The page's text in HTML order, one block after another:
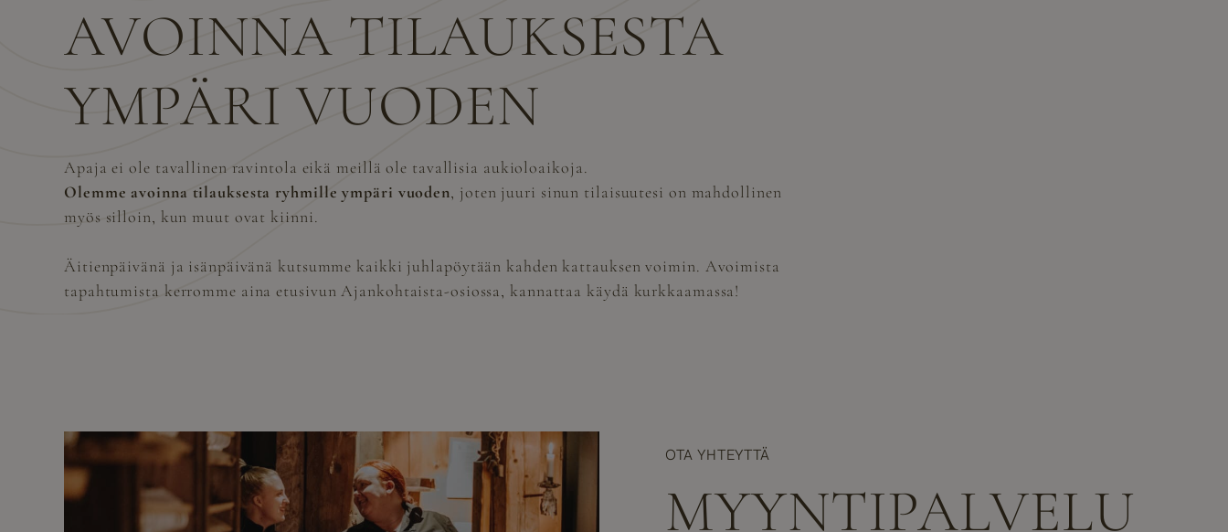
AVOINNA TILAUKSESTA
YMPÄRI VUODEN
Apaja ei ole tavallinen ravintola eikä meillä ole tavallisia aukioloaikoja.
Olemme avoinna tilauksesta ryhmille ympäri vuoden, joten juuri sinun tilaisuutesi on mahdollinen
myös silloin, kun muut ovat kiinni.
Äitienpäivänä ja isänpäivänä kutsumme kaikki juhlapöytään kahden kattauksen voimin. Avoimista
tapahtumista kerromme aina etusivun Ajankohtaista-osiossa, kannattaa käydä kurkkaamassa!
OTA YHTEYTTÄ
MYYNTIPALVELU